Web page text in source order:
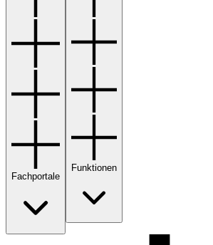
Fachportale
Funktionen